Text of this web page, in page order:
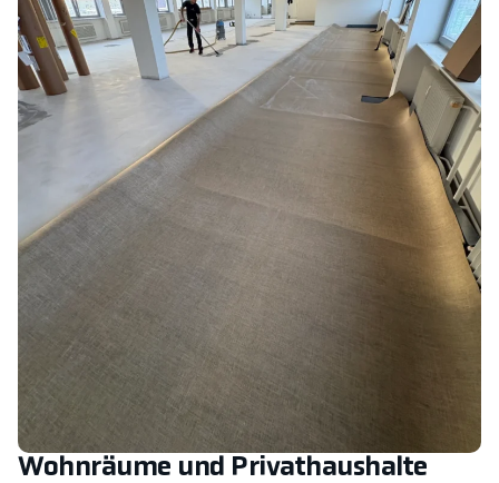
Wohnräume und Privathaushalte